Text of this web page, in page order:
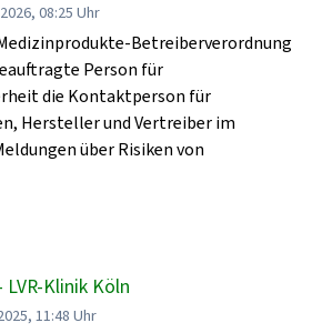
08:25 Uhr
Betreiberverordnung
Person für
die Kontaktperson für
Hersteller und Vertreiber im
über Risiken von
Klinik Köln
11:48 Uhr